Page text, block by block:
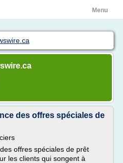
Menu
des offres spéciales de
offres spéciales de prêt
les clients qui songent à